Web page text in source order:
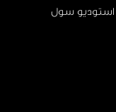
استوديو سول